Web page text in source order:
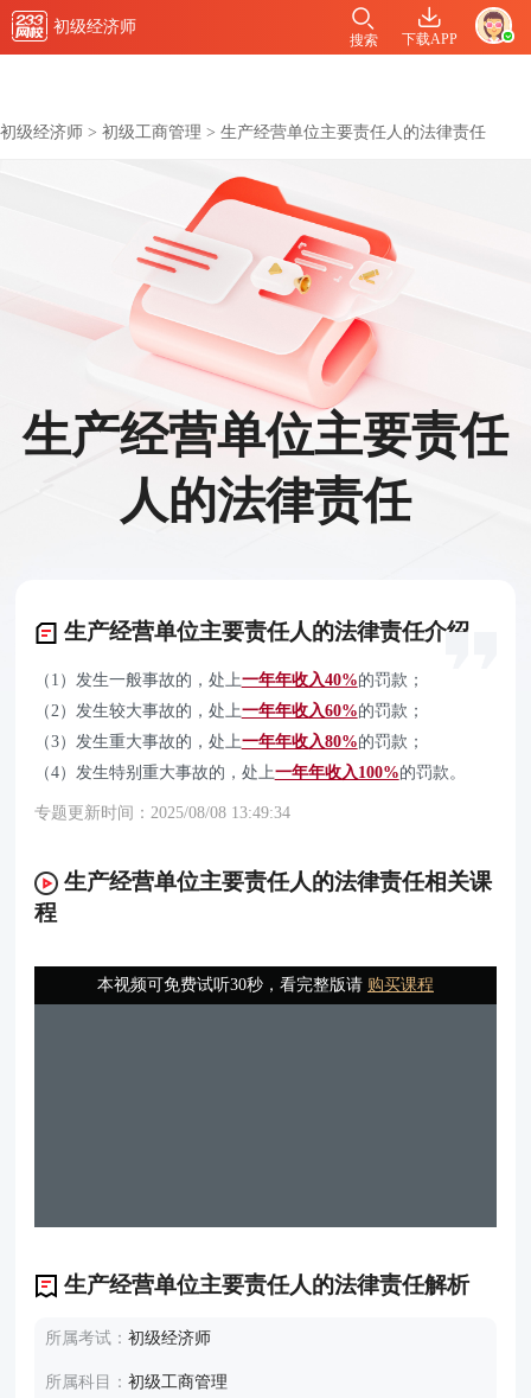
初级经济师
下载APP
搜索
初级经济师 > 初级工商管理 > 生产经营单位主要责任人的法律责任
生产经营单位主要责任
人的法律责任
生产经营单位主要责任人的法律责任介绍
（1）发生一般事故的，处上一年年收入40%的罚款；
（2）发生较大事故的，处上一年年收入60%的罚款；
（3）发生重大事故的，处上一年年收入80%的罚款；
（4）发生特别重大事故的，处上一年年收入100%的罚款。
专题更新时间：2025/08/08 13:49:34
生产经营单位主要责任人的法律责任相关课
程
本视频可免费试听30秒，看完整版请 购买课程
生产经营单位主要责任人的法律责任解析
所属考试：初级经济师
所属科目：初级工商管理